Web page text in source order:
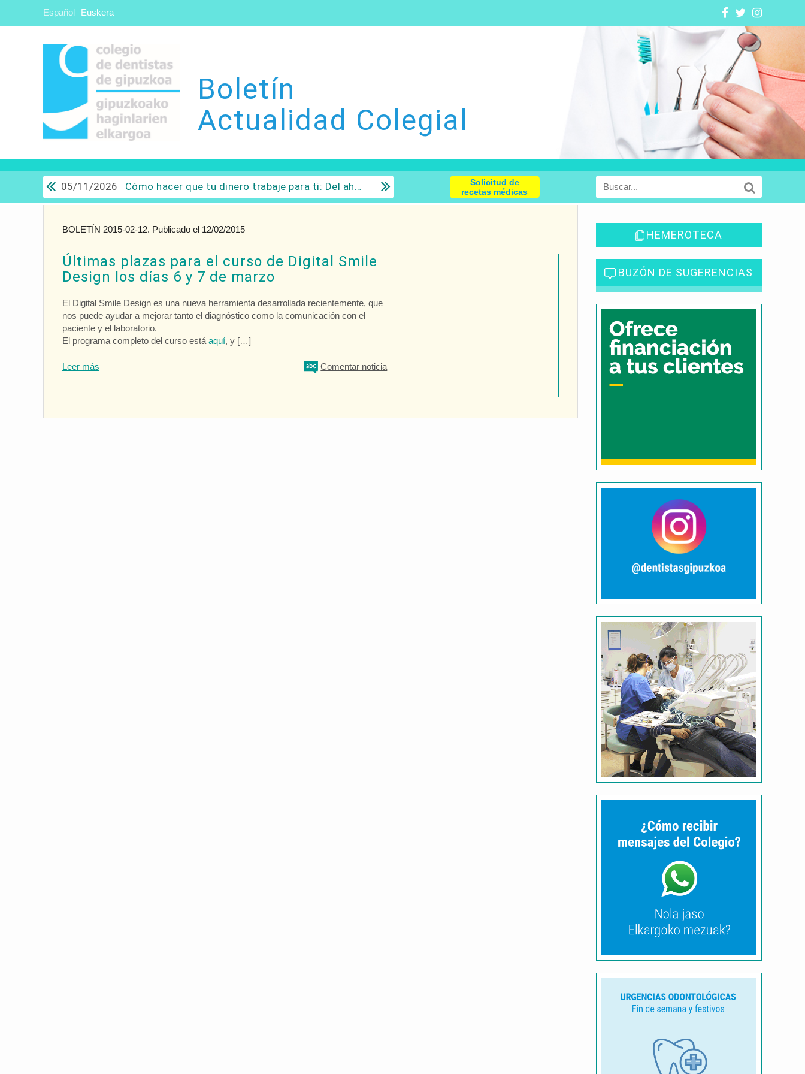
Español Euskera
Boletín
Actualidad Colegial
05/11/2026 Cómo hacer que tu dinero trabaje para ti: Del ahorro a la inversión con sentido común.
Solicitud de
recetas médicas
BOLETÍN 2015-02-12. Publicado el 12/02/2015
Últimas plazas para el curso de Digital Smile
Design los días 6 y 7 de marzo
El Digital Smile Design es una nueva herramienta desarrollada recientemente, que
nos puede ayudar a mejorar tanto el diagnóstico como la comunicación con el
paciente y el laboratorio.
El programa completo del curso estáaquí, y […]
Leer más Comentar noticia
HEMEROTECA
BUZÓN DE SUGERENCIAS